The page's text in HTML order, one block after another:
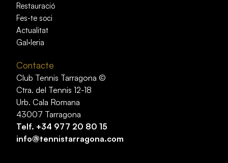
Restauració
Fes-te soci
Actualitat
Gal·leria
Contacte
Club Tennis Tarragona ©
Ctra. del Tennis 12-18
Urb. Cala Romana
43007 Tarragona
Telf. +34 977 20 80 15
info@tennistarragona.com